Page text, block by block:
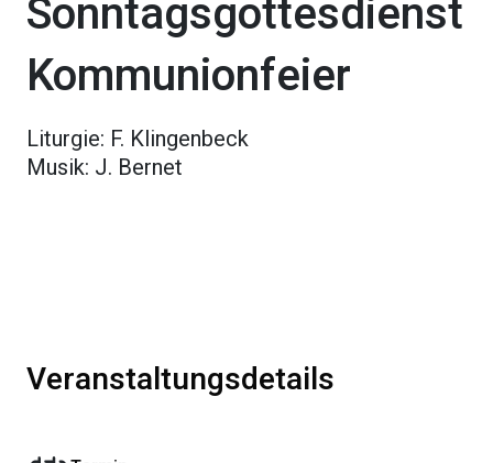
Sonntagsgottesdienst
Kommunionfeier
Liturgie: F. Klingenbeck
Musik: J. Bernet
Veranstaltungsdetails